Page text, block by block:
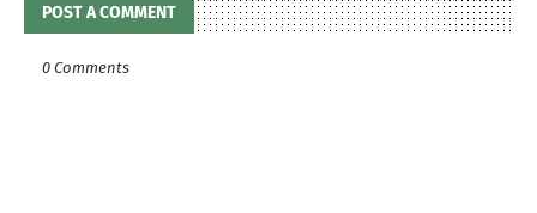
POST A COMMENT
0 Comments